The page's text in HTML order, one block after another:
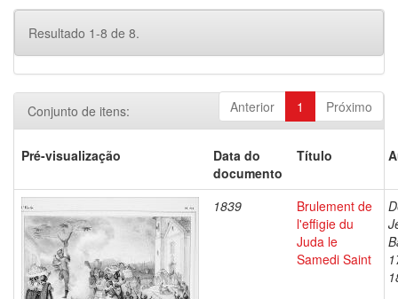
Resultado 1-8 de 8.
Anterior 1 Próximo
Conjunto de itens:
Pré-visualização
Data do
documento
Título
1839
Brulement de
l'effigie du
Juda le
Samedi Saint